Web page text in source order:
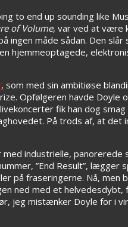
to end up sounding like
of Volume, var ved at være
måde sådan. Den
hjemmeoptagede,
, som med sin ambitiøse
Opfølgeren havde
fik han dog
På trods af, at
med industrielle,
”End Result”,
på fraseringerne. Nå,
ned med et helvedesdybt,
jeg mistænker Doyle for i